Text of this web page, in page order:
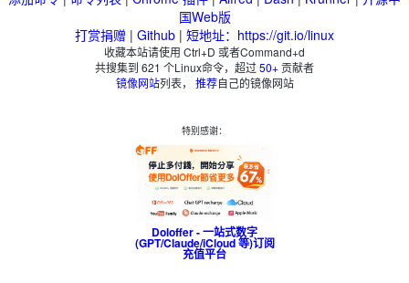
国Web版
打赏捐赠 | Github | 短地址：https://git.io/linux
收藏本站请使用 Ctrl+D 或者Command+d
共搜集到 621 个Linux命令，超过50+贡献者
镜像网站列表， 推荐自己的镜像网站
特别感谢：
Doloffer - 一站式数字
(GPT/Claude/iCloud 等)订阅
充值平台